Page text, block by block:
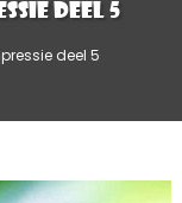
deel 5
deel 5